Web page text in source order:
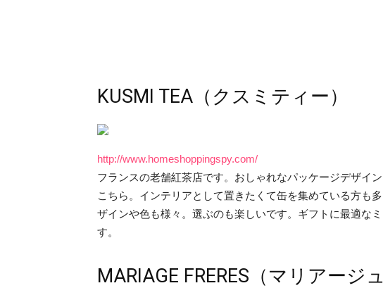
KUSMI TEA（クスミティー）
http://www.homeshoppingspy.com/
フランスの老舗紅茶店です。おしゃれなパッケージデザイ
こちら。インテリアとして置きたくて缶を集めている方も
ザインや色も様々。選ぶのも楽しいです。ギフトに最適な
す。
MARIAGE FRERES（マリアージ